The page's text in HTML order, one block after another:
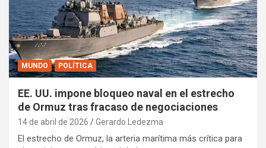
MUNDO POLÍTICA
EE. UU. impone bloqueo naval en el estrecho
de Ormuz tras fracaso de negociaciones
14 de abril de 2026 Gerardo Ledezma
El estrecho de Ormuz, la arteria marítima más crítica para